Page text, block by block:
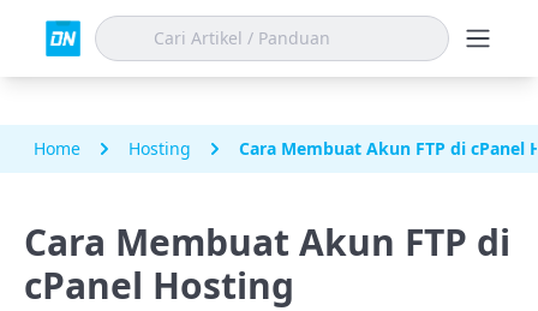
Home Hosting Cara Membuat Akun FTP di cPanel
Cara Membuat Akun FTP di
cPanel Hosting